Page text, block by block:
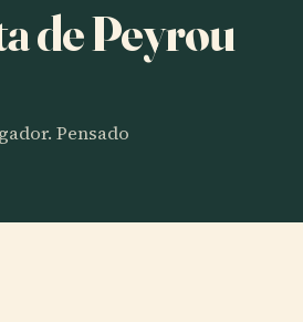
de Peyrou
Pensado